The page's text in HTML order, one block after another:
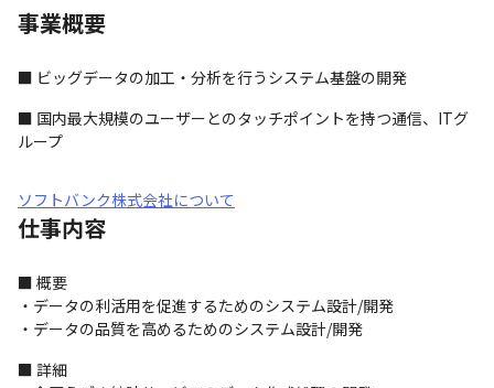
事業概要
■ ビッグデータの加工・分析を行うシステム基盤の開発
■ 国内最大規模のユーザーとのタッチポイントを持つ通信、ITグ
ループ
ソフトバンク株式会社について
仕事内容
■ 概要
・データの利活用を促進するためのシステム設計/開発
・データの品質を高めるためのシステム設計/開発
■ 詳細